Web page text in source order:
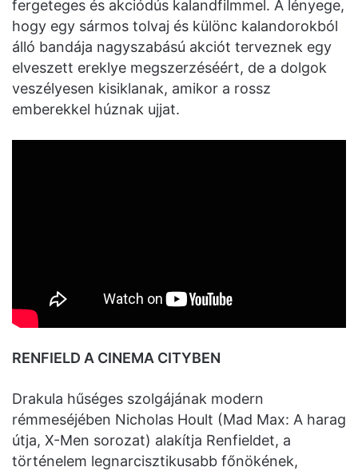
fergeteges és akciódús kalandfilmmel. A lényege,
hogy egy sármos tolvaj és különc kalandorokból
álló bandája nagyszabású akciót terveznek egy
elveszett ereklye megszerzéséért, de a dolgok
veszélyesen kisiklanak, amikor a rossz
emberekkel húznak ujjat.
RENFIELD A CINEMA CITYBEN
Drakula hűséges szolgájának modern
rémmeséjében Nicholas Hoult (Mad Max: A harag
útja, X-Men sorozat) alakítja Renfieldet, a
történelem legnarcisztikusabb főnökének,